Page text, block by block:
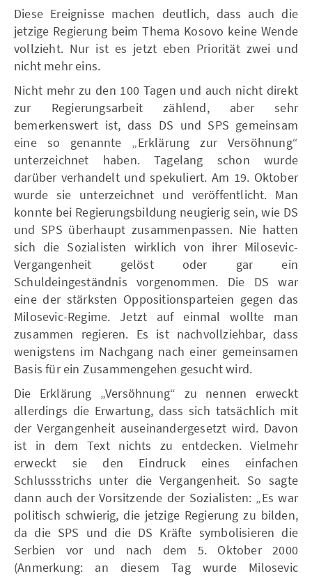
Diese Ereignisse machen deutlich, dass auch die
jetzige Regierung beim Thema Kosovo keine Wende
vollzieht. Nur ist es jetzt eben Priorität zwei und
nicht mehr eins.
Nicht mehr zu den 100 Tagen und auch nicht direkt
zur Regierungsarbeit zählend, aber sehr
bemerkenswert ist, dass DS und SPS gemeinsam
eine so genannte „Erklärung zur Versöhnung“
unterzeichnet haben. Tagelang schon wurde
darüber verhandelt und spekuliert. Am 19. Oktober
wurde sie unterzeichnet und veröffentlicht. Man
konnte bei Regierungsbildung neugierig sein, wie DS
und SPS überhaupt zusammenpassen. Nie hatten
sich die Sozialisten wirklich von ihrer Milosevic-
Vergangenheit gelöst oder gar ein
Schuldeingeständnis vorgenommen. Die DS war
eine der stärksten Oppositionsparteien gegen das
Milosevic-Regime. Jetzt auf einmal wollte man
zusammen regieren. Es ist nachvollziehbar, dass
wenigstens im Nachgang nach einer gemeinsamen
Basis für ein Zusammengehen gesucht wird.
Die Erklärung „Versöhnung“ zu nennen erweckt
allerdings die Erwartung, dass sich tatsächlich mit
der Vergangenheit auseinandergesetzt wird. Davon
ist in dem Text nichts zu entdecken. Vielmehr
erweckt sie den Eindruck eines einfachen
Schlussstrichs unter die Vergangenheit. So sagte
dann auch der Vorsitzende der Sozialisten: „Es war
politisch schwierig, die jetzige Regierung zu bilden,
da die SPS und die DS Kräfte symbolisieren die
Serbien vor und nach dem 5. Oktober 2000
(Anmerkung: an diesem Tag wurde Milosevic